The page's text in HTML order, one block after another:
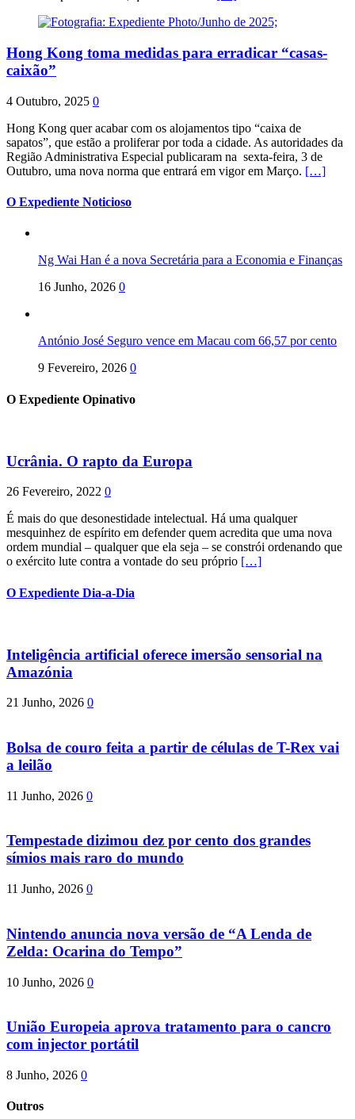
Hong Kong toma medidas para erradicar “casas-
caixão”
4 Outubro, 2025 0
Hong Kong quer acabar com os alojamentos tipo “caixa de
sapatos”, que estão a proliferar por toda a cidade. As autoridades da
Região Administrativa Especial publicaram na sexta-feira, 3 de
Outubro, uma nova norma que entrará em vigor em Março. […]
O Expediente Noticioso
Ng Wai Han é a nova Secretária para a Economia e Finanças
16 Junho, 2026 0
António José Seguro vence em Macau com 66,57 por cento
9 Fevereiro, 2026 0
O Expediente Opinativo
Ucrânia. O rapto da Europa
26 Fevereiro, 2022 0
É mais do que desonestidade intelectual. Há uma qualquer
mesquinhez de espírito em defender quem acredita que uma nova
ordem mundial – qualquer que ela seja – se constrói ordenando que
o exército lute contra a vontade do seu próprio […]
O Expediente Dia-a-Dia
Inteligência artificial oferece imersão sensorial na
Amazónia
21 Junho, 2026 0
Bolsa de couro feita a partir de células de T-Rex vai
a leilão
11 Junho, 2026 0
Tempestade dizimou dez por cento dos grandes
símios mais raro do mundo
11 Junho, 2026 0
Nintendo anuncia nova versão de “A Lenda de
Zelda: Ocarina do Tempo”
10 Junho, 2026 0
União Europeia aprova tratamento para o cancro
com injector portátil
8 Junho, 2026 0
Outros